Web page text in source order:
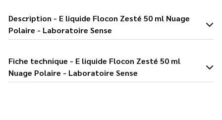
Description - E liquide Flocon Zesté 50 ml Nuage
Polaire - Laboratoire Sense
Fiche technique - E liquide Flocon Zesté 50 ml
Nuage Polaire - Laboratoire Sense